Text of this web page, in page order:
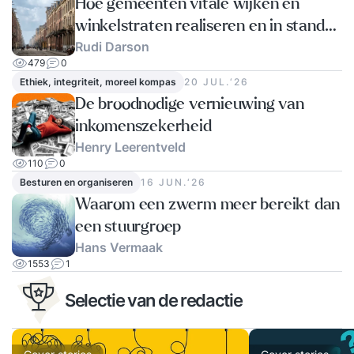
Hoe gemeenten vitale wijken en
winkelstraten realiseren en in stand
houden
Rudi Darson
479
0
Ethiek, integriteit, moreel kompas
20 JUL.‘26
De broodnodige vernieuwing van
inkomenszekerheid
Henry Leerentveld
110
0
Besturen en organiseren
16 JUN.‘26
Waarom een zwerm meer bereikt dan
een stuurgroep
Hans Vermaak
1553 1
Selectie van de redactie